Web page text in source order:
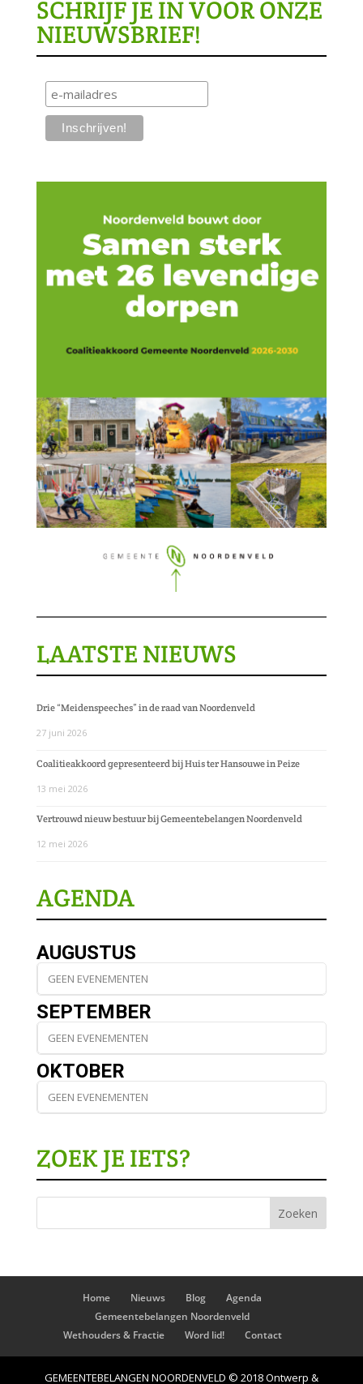
SCHRIJF JE IN VOOR ONZE
NIEUWSBRIEF!
LAATSTE NIEUWS
Drie “Meidenspeeches” in de raad van Noordenveld
27 juni 2026
Coalitieakkoord gepresenteerd bij Huis ter Hansouwe in Peize
13 mei 2026
Vertrouwd nieuw bestuur bij Gemeentebelangen Noordenveld
12 mei 2026
AGENDA
AUGUSTUS
GEEN EVENEMENTEN
SEPTEMBER
GEEN EVENEMENTEN
OKTOBER
GEEN EVENEMENTEN
ZOEK JE IETS?
Home Nieuws Blog
Agenda
Gemeentebelangen Noordenveld
Wethouders & Fractie
Word lid! Contact
GEMEENTEBELANGEN NOORDENVELD © 2018 Ontwerp &